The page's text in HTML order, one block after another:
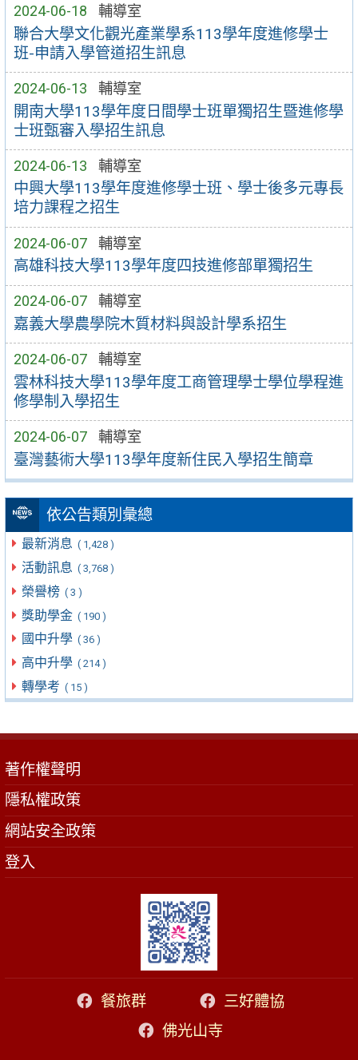
2024-06-18 輔導室
聯合大學文化觀光產業學系113學年度進修學士
班-申請入學管道招生訊息
2024-06-13 輔導室
開南大學113學年度日間學士班單獨招生暨進修學
士班甄審入學招生訊息
2024-06-13 輔導室
中興大學113學年度進修學士班、學士後多元專長
培力課程之招生
2024-06-07 輔導室
高雄科技大學113學年度四技進修部單獨招生
2024-06-07 輔導室
嘉義大學農學院木質材料與設計學系招生
2024-06-07 輔導室
雲林科技大學113學年度工商管理學士學位學程進
修學制入學招生
2024-06-07 輔導室
臺灣藝術大學113學年度新住民入學招生簡章
依公告類別彙總
最新消息 ( 1,428 )
活動訊息 ( 3,768 )
榮譽榜 ( 3 )
獎助學金 ( 190 )
國中升學 ( 36 )
高中升學 ( 214 )
轉學考 ( 15 )
著作權聲明
隱私權政策
網站安全政策
登入
餐旅群
三好體協
佛光山寺